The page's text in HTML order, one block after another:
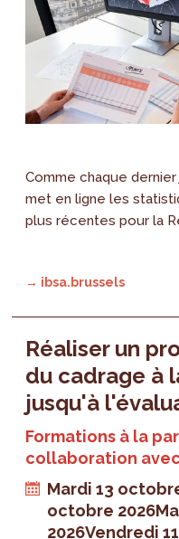
Comme chaque dernier
met en ligne les
plus récentes pour la
→ ibsa.brussels
Réaliser un
du cadrage à
jusqu'à
Formations à la
collaboration avec
Mardi 13
octobre 2026
2026Vendredi